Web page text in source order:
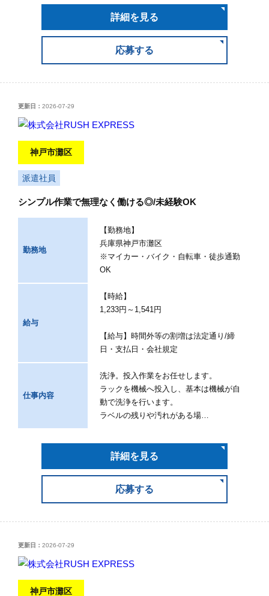
詳細を見る
応募する
更新日： 2026-07-29
神戸市灘区
派遣社員
シンプル作業で無理なく働ける◎/未経験OK
勤務地
【勤務地】
兵庫県神戸市灘区
※マイカー・バイク・自転車・徒歩通勤
OK
給与
【時給】
1,233円～1,541円
【給与】時間外等の割増は法定通り/締
日・支払日・会社規定
仕事内容
洗浄。投入作業をお任せします。
ラックを機械へ投入し、基本は機械が自
動で洗浄を行います。
ラベルの残りや汚れがある場…
詳細を見る
応募する
更新日： 2026-07-29
神戸市灘区